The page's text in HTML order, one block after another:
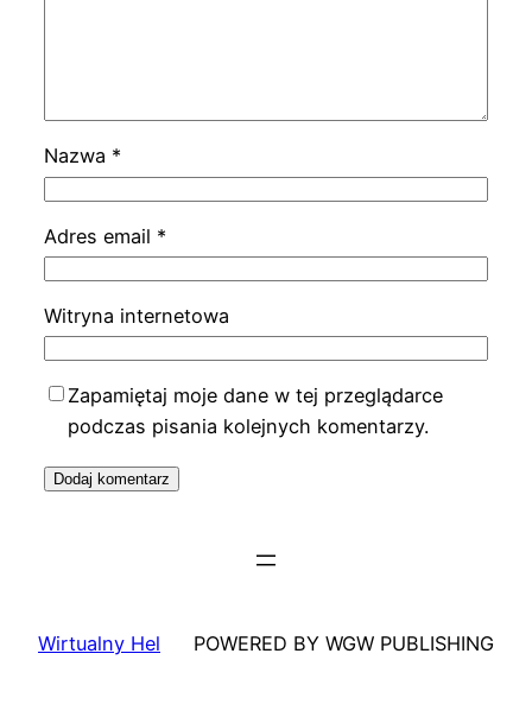
Nazwa *
Adres email *
Witryna internetowa
Zapamiętaj moje dane w tej przeglądarce
podczas pisania kolejnych komentarzy.
Wirtualny Hel POWERED BY WGW PUBLISHING